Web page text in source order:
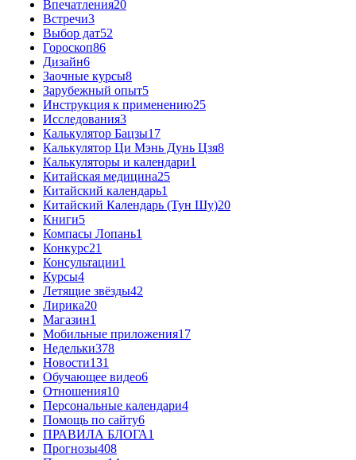
Впечатления20
Встречи3
Выбор дат52
Гороскоп86
Дизайн6
Заочные курсы8
Зарубежный опыт5
Инструкция к применению25
Исследования3
Калькулятор Бацзы17
Калькулятор Ци Мэнь Дунь Цзя8
Калькуляторы и календари1
Китайская медицина25
Китайский календарь1
Китайский Календарь (Тун Шу)20
Книги5
Компасы Лопань1
Конкурс21
Консультации1
Курсы4
Летящие звёзды42
Лирика20
Магазин1
Мобильные приложения17
Недельки378
Новости131
Обучающее видео6
Отношения10
Персональные календари4
Помощь по сайту6
ПРАВИЛА БЛОГА1
Прогнозы408